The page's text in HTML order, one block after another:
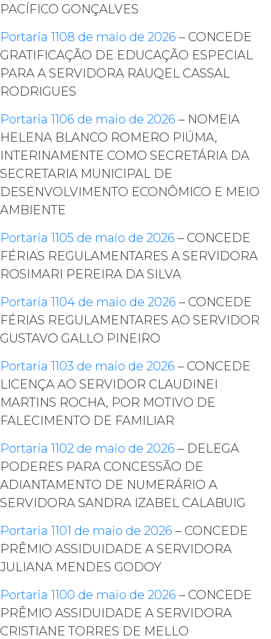
PACÍFICO GONÇALVES
Portaria 1108 de maio de 2026 – CONCEDE
GRATIFICAÇÃO DE EDUCAÇÃO ESPECIAL
PARA A SERVIDORA RAUQEL CASSAL
RODRIGUES
Portaria 1106 de maio de 2026 – NOMEIA
HELENA BLANCO ROMERO PIÚMA,
INTERINAMENTE COMO SECRETÁRIA DA
SECRETARIA MUNICIPAL DE
DESENVOLVIMENTO ECONÔMICO E MEIO
AMBIENTE
Portaria 1105 de maio de 2026 – CONCEDE
FÉRIAS REGULAMENTARES A SERVIDORA
ROSIMARI PEREIRA DA SILVA
Portaria 1104 de maio de 2026 – CONCEDE
FÉRIAS REGULAMENTARES AO SERVIDOR
GUSTAVO GALLO PINEIRO
Portaria 1103 de maio de 2026 – CONCEDE
LICENÇA AO SERVIDOR CLAUDINEI
MARTINS ROCHA, POR MOTIVO DE
FALECIMENTO DE FAMILIAR
Portaria 1102 de maio de 2026 – DELEGA
PODERES PARA CONCESSÃO DE
ADIANTAMENTO DE NUMERÁRIO A
SERVIDORA SANDRA IZABEL CALABUIG
Portaria 1101 de maio de 2026 – CONCEDE
PRÊMIO ASSIDUIDADE A SERVIDORA
JULIANA MENDES GODOY
Portaria 1100 de maio de 2026 – CONCEDE
PRÊMIO ASSIDUIDADE A SERVIDORA
CRISTIANE TORRES DE MELLO